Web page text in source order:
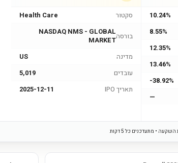
10.24%
8.55%
12.35%
13.46%
-38.92%
—
סקטור Health Care
בורסהNASDAQ NMS - GLOBAL
MARKET
מדינה
US
עובדים
5,019
תאריך IPO
2025-12-11
• מתעדכנים כל 5 דקות